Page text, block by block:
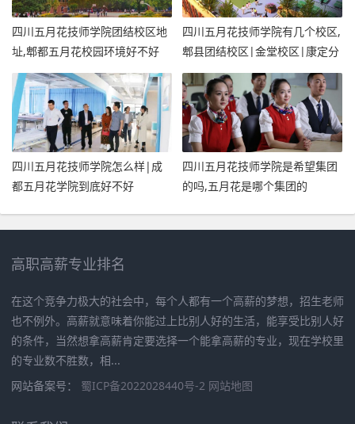
四川五月花技师学院团结校区地
址,郫都五月花校园环境好不好
四川五月花技师学院有几个校区,
郫县团结校区|金堂校区|康定分
校
四川五月花技师学院怎么样|成
都五月花学院到底好不好
四川五月花技师学院是希望集团
的吗,五月花是哪个集团的
高职高薪专业排名
在这个竞争力极大的社会中，每个人都有一个高薪的梦想，招生老师
也不例外。高薪就意味着你能过上比别人好的生活，能享受比别人好
的条件，当然想拿高薪肯定要选择一个能拿高薪的专业，现在学校里
的专业数不胜数，相...
网站备案号： 蜀ICP备2022028440号-2 网站地图